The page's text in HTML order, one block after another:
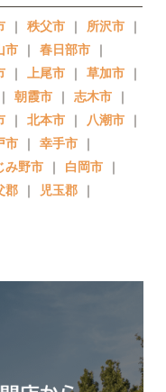
｜ 秩父市 ｜ 所沢市 ｜
市 ｜ 春日部市 ｜
｜ 上尾市 ｜ 草加市 ｜
｜ 朝霞市 ｜ 志木市 ｜
｜ 北本市 ｜ 八潮市 ｜
市 ｜ 幸手市 ｜
み野市 ｜ 白岡市 ｜
郡 ｜ 児玉郡 ｜